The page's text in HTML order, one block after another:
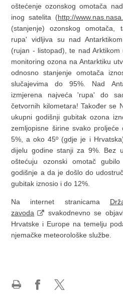
oštećenje ozonskog omotača
inog satelita (http://
(stanjenje) ozonskog omotača,
rupa' vidljiva su nad
(rujan - listopad), te nad
monitoring ozona na Antarktiku
odnosno stanjenje omotača
slučajevima do 95%. Nad
izmjerena najveća 'rupa' do
četvornih kilometara! Također se
ukupni godišnji gubitak ozona
zemljopisne širine svako
5%, a oko 45º (gdje je i
dijelu godine stanji za 9%. Bez
oštećuju ozonski omotač
godišnje a da je došlo do
gubitak iznosio i do 12%.
Na internet stranicama
zavoda
svakodnevno se
Hrvatske i Europe na temelju
njemačke meteorološke službe.